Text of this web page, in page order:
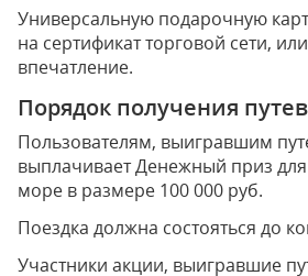
Универсальную подарочную
на сертификат торговой сети,
впечатление.
Порядок получения
Пользователям, выигравшим
выплачивает Денежный приз
море в размере 100 000 руб.
Поездка должна состояться до
Участники акции, выигравшие